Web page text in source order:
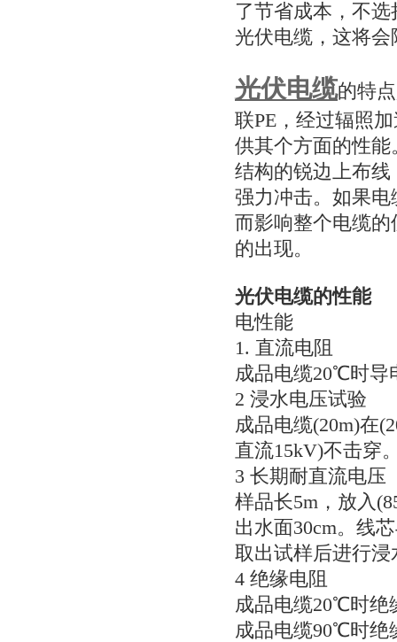
了节省成本，不
光伏电缆，这将
光伏电缆的特
联PE，经过辐照
供其个方面的性
结构的锐边上布
强力冲击。如果
而影响整个电缆
的出现。
光伏电缆的性能
电性能
1.直流电阻
成品电缆20℃时导
2浸水电压试验
成品电缆(20m)在
直流15kV)不击穿
3长期耐直流电压
样品长5m，放入
出水面30cm。线
取出试样后进行
4绝缘电阻
成品电缆20℃时绝
成品电缆90℃时绝